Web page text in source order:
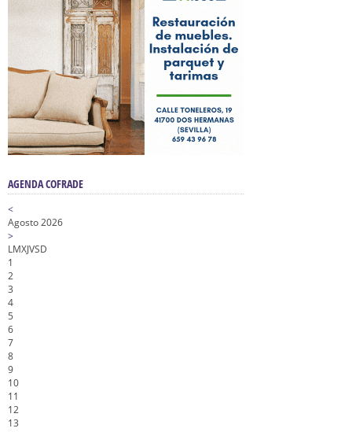
AGENDA COFRADE
<
Agosto 2026
>
LMXJVSD
1
2
3
4
5
6
7
8
9
10
11
12
13